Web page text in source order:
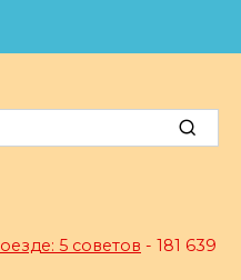
5 советов - 181 639